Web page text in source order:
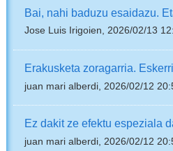
Bai, nahi baduzu esaidazu.
Jose Luis Irigoien, 2026/02/13
Erakusketa zoragarria.
juan mari alberdi, 2026/02/12
Ez dakit ze efektu espeziala
juan mari alberdi, 2026/02/12